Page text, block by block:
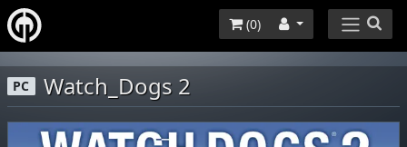
(0)
PC Watch_Dogs 2